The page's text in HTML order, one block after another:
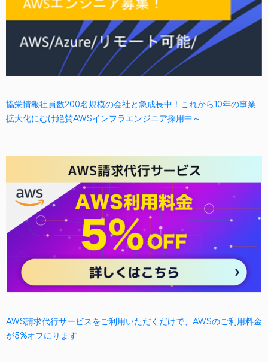
協栄情報社員数200名規模の会社と急成長中！これから10年の事業
拡大化にむけ絶賛AWSインフラエンジニア採用中～
AWS請求代行サービスをご利用いただくだけで、AWSのご利用料金
が5%オフにります